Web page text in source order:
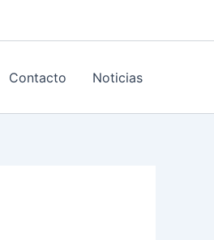
Contacto Noticias